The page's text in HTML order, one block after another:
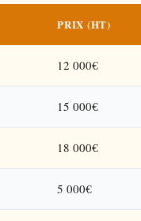
PRIX (HT)
12 000€
15 000€
18 000€
5 000€